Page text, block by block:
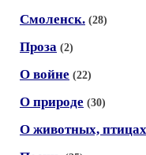
Смоленск. (28)
Проза (2)
О войне (22)
О природе (30)
О животных,